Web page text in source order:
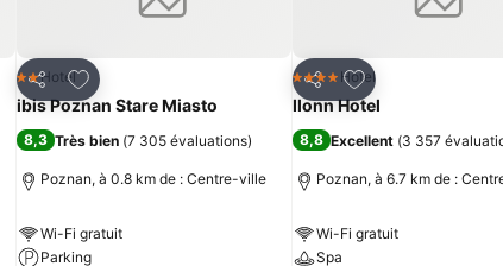
Partager
Ajouter à mes favoris
2 Étoiles
Hotel
ibis Poznan Stare Miasto
8,3 Très bien (7 305 évaluations)
Poznan, à 0.8 km de : Centre-ville
Wi-Fi gratuit
Parking
Partager
Ajouter à mes
4 ÉtoilesHotel
Ilonn Hotel
8,8 Excellent (3 357
Poznan, à 6.7 km de :
Wi-Fi gratuit
Spa